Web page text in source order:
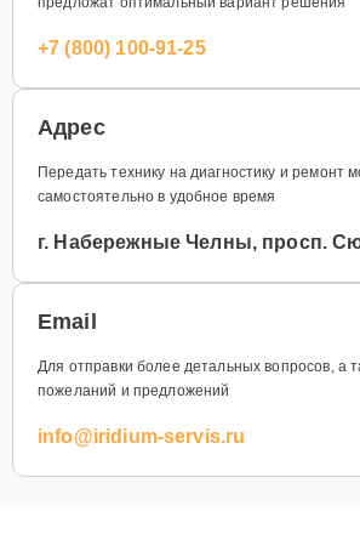
+7 (800) 100-91-25
Адрес
Передать технику на диагностику и ремонт
самостоятельно в удобное время
г. Набережные Челны, просп.
Email
Для отправки более детальных вопросов, а
пожеланий и предложений
info@iridium-servis.ru